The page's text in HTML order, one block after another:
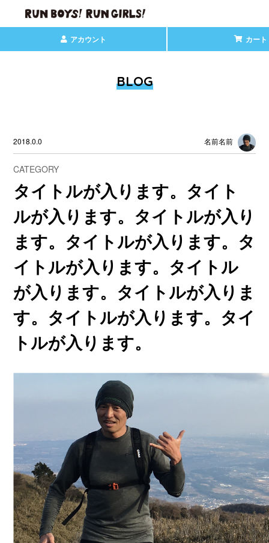
アカウント カート
BLOG
2018.0.0 名前名前
CATEGORY
タイトルが入ります。タイト
ルが入ります。タイトルが入り
ます。タイトルが入ります。タ
イトルが入ります。タイトル
が入ります。タイトルが入りま
す。タイトルが入ります。タイ
トルが入ります。